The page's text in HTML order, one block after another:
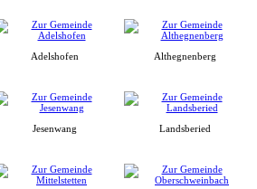
Adelshofen Althegnenberg
Jesenwang Landsberied